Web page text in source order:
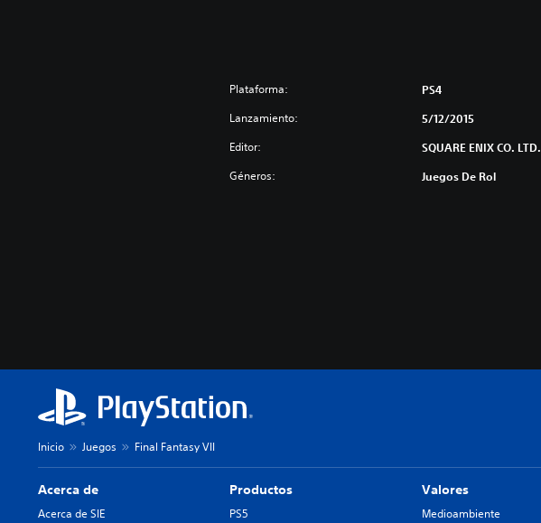
Plataforma: PS4
Lanzamiento: 5/12/2015
Editor: SQUARE ENIX CO. LTD.
Géneros: Juegos De Rol
Inicio Juegos Final Fantasy VII
Acerca de
Acerca de SIE
Productos
PS5
Valores
Medioambiente